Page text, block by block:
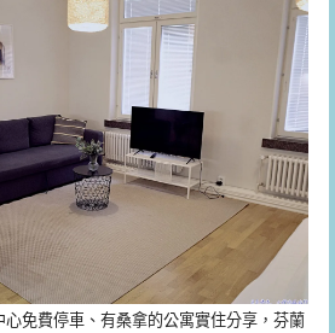
免費停車、有桑拿的公寓實住分享，芬蘭